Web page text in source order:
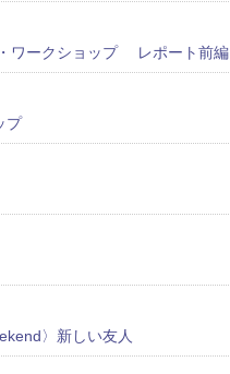
ワークショップ レポート前編
プ
〉新しい友人